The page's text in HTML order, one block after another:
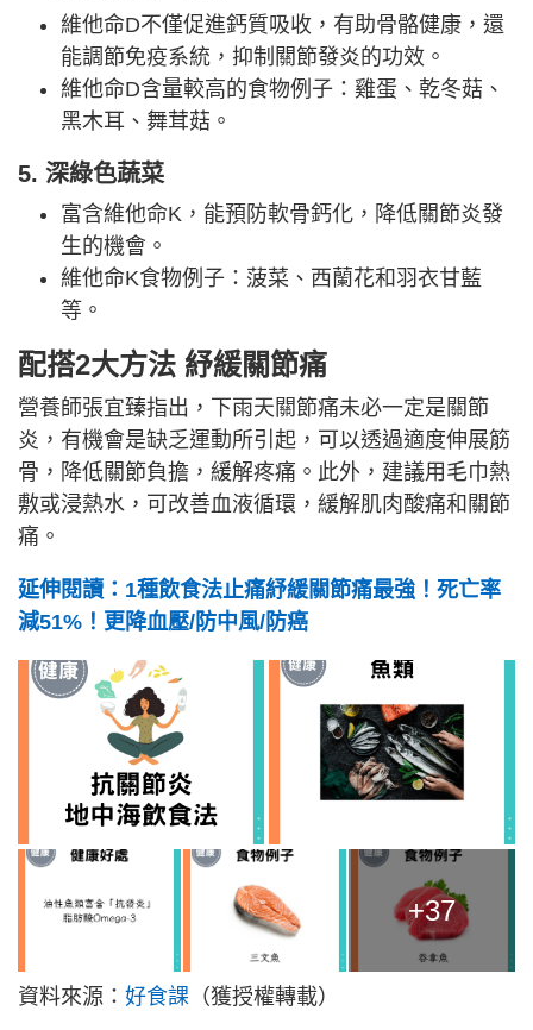
維他命D不僅促進鈣質吸收，有助骨骼健康，還
能調節免疫系統，抑制關節發炎的功效。
維他命D含量較高的食物例子：雞蛋、乾冬菇、
黑木耳、舞茸菇。
5. 深綠色蔬菜
富含維他命K，能預防軟骨鈣化，降低關節炎發
生的機會。
維他命K食物例子：菠菜、西蘭花和羽衣甘藍
等。
配搭2大方法 紓緩關節痛
營養師張宜臻指出，下雨天關節痛未必一定是關節
炎，有機會是缺乏運動所引起，可以透過適度伸展筋
骨，降低關節負擔，緩解疼痛。此外，建議用毛巾熱
敷或浸熱水，可改善血液循環，緩解肌肉酸痛和關節
痛。
延伸閱讀：1種飲食法止痛紓緩關節痛最強！死亡率
減51%！更降血壓/防中風/防癌
+37
資料來源： 好食課 （獲授權轉載）